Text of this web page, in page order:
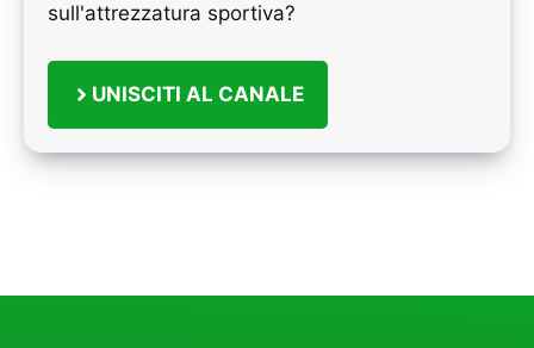
sull'attrezzatura sportiva?
UNISCITI AL CANALE